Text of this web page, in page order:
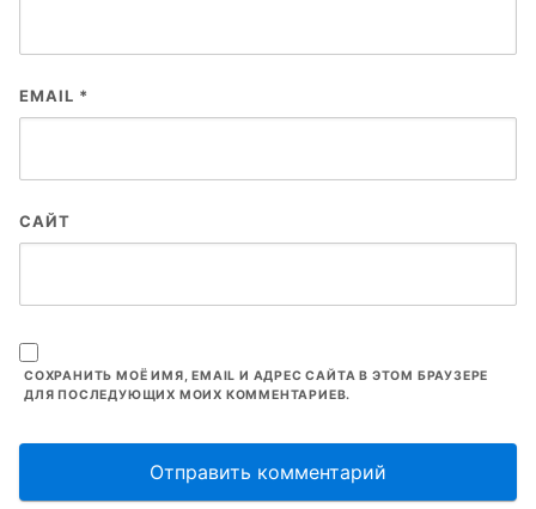
EMAIL *
САЙТ
СОХРАНИТЬ МОЁ ИМЯ, EMAIL И АДРЕС САЙТА В ЭТОМ БРАУЗЕРЕ
ДЛЯ ПОСЛЕДУЮЩИХ МОИХ КОММЕНТАРИЕВ.